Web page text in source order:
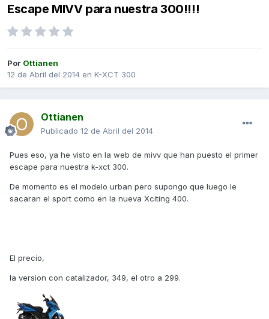
Escape MIVV para nuestra 300!!!!
Por Ottianen
12 de Abril del 2014 en K-XCT 300
Ottianen
Publicado 12 de Abril del 2014
Pues eso, ya he visto en la web de mivv que han puesto el primer
escape para nuestra k-xct 300.
De momento es el modelo urban pero supongo que luego le
sacaran el sport como en la nueva Xciting 400.
El precio,
la version con catalizador, 349, el otro a 299.